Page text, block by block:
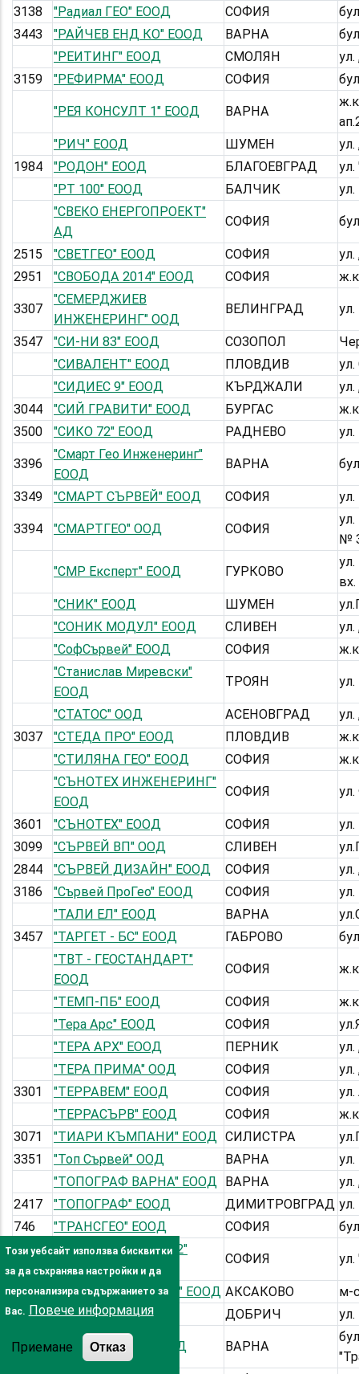
3138
"Радиал ГЕО" ЕООД СОФИЯ
3443
"РАЙЧЕВ ЕНД КО" ЕООД ВАРНА
"РЕИТИНГ" ЕООД
СМОЛЯН
3159
"РЕФИРМА" ЕООД СОФИЯ
"РЕЯ КОНСУЛТ 1" ЕООД ВАРНА
"РИЧ" ЕООД
ШУМЕН
1984
"РОДОН" ЕООД БЛАГОЕВГРАД
"РТ 100" ЕООД
БАЛЧИК
"СВЕКО ЕНЕРГОПРОЕКТ"
АД
СОФИЯ
2515 "СВЕТГЕО" ЕООД СОФИЯ
ул.
2951
"СВОБОДА 2014" ЕООД СОФИЯ
3307
"СЕМЕРДЖИЕВ
ИНЖЕНЕРИНГ" ООД
ВЕЛИНГРАД
3547 "СИ-НИ 83" ЕООД СОЗОПОЛ
"СИВАЛЕНТ" ЕООД
ПЛОВДИВ
"СИДИЕС 9" ЕООД
КЪРДЖАЛИ
3044
"СИЙ ГРАВИТИ" ЕООД БУРГАС
3500
"СИКО 72" ЕООД РАДНЕВО
3396
"Смарт Гео Инженеринг"
ЕООД
ВАРНА
3349 "СМАРТ СЪРВЕЙ" ЕООД СОФИЯ
3394 "СМАРТГЕО" ООД СОФИЯ
№
"СМР Експерт" ЕООД ГУРКОВО
"СНИК" ЕООД
ШУМЕН
"СОНИК МОДУЛ" ЕООД
СЛИВЕН
"СофСървей" ЕООД
СОФИЯ
"Станислав Миревски"
ЕООД
ТРОЯН
"СТАТОС" ООД АСЕНОВГРАД
3037
"СТЕДА ПРО" ЕООД ПЛОВДИВ
"СТИЛЯНА ГЕО" ЕООД
СОФИЯ
"СЪНОТЕХ ИНЖЕНЕРИНГ"
ЕООД
СОФИЯ
3601 "СЪНОТЕХ" ЕООД СОФИЯ
3099
"СЪРВЕЙ ВП" ООД СЛИВЕН
2844
"СЪРВЕЙ ДИЗАЙН" ЕООД СОФИЯ
3186
"Сървей ПроГео" ЕООД СОФИЯ
"ТАЛИ ЕЛ" ЕООД
ВАРНА
3457
"ТАРГЕТ - БС" ЕООД ГАБРОВО
"ТВТ - ГЕОСТАНДАРТ"
ЕООД
СОФИЯ
"ТЕМП-ПБ" ЕООД СОФИЯ
"Тера Арс" ЕООД
СОФИЯ
"ТЕРА АРХ" ЕООД
ПЕРНИК
ул.
"ТЕРА ПРИМА" ООД
СОФИЯ
3301
"ТЕРРАВЕМ" ЕООД СОФИЯ
"ТЕРРАСЪРВ" ЕООД
СОФИЯ
3071
"ТИАРИ КЪМПАНИ" ЕООД СИЛИСТРА
3351
"Топ Сървей" ООД ВАРНА
"ТОПОГРАФ ВАРНА" ЕООД
ВАРНА
ул.
2417
"ТОПОГРАФ" ЕООД ДИМИТРОВГРАД
746
"ТРАНСГЕО" ЕООД СОФИЯ
1283
"ТРАНСКОНСУЛТ- 22"
ЕООД
СОФИЯ
"ТРАФИК ХОЛДИНГ" ЕООД АКСАКОВО
м-
"ТРАЯНА - 54" ЕООД
ДОБРИЧ
2761 "ТРИ ДЕ СКАН" ЕООД ВАРНА
Този уебсайт използва бисквитки
за да съхранява настройки и да
персонализира съдържанието за
Вас. Повече информация
Приемане Отказ